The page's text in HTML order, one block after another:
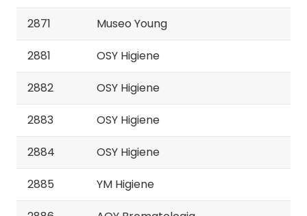
2871 Museo Young
2881 OSY Higiene
2882 OSY Higiene
2883 OSY Higiene
2884 OSY Higiene
2885 YM Higiene